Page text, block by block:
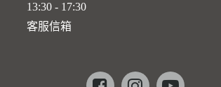
13:30 - 17:30
客服信箱
Facebookinstagramyoutube